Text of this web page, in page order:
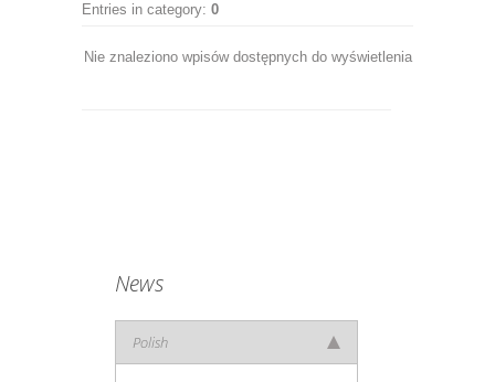
Entries in category: 0
Nie znaleziono wpisów dostępnych do wyświetlenia
News
Polish